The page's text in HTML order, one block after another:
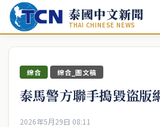
泰國中文新聞
THAI CHINESE NEWS
綜合 綜合_圖文稿
泰馬警方聯手搗毀盜版
2026年5月29日 08:11